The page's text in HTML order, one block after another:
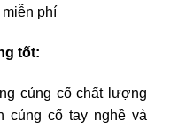
phí
tốt:
củng cố chất lượng
củng cố tay nghề và